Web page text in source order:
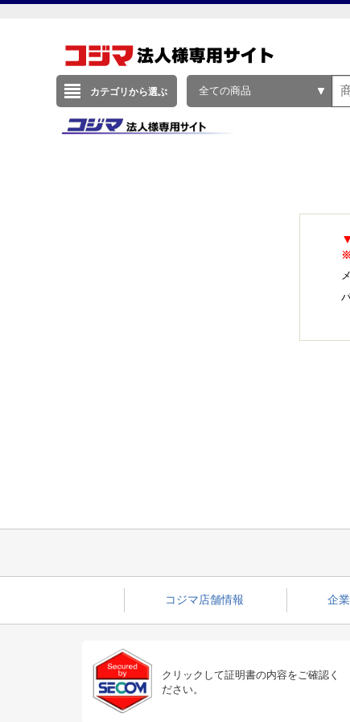
カテゴリから選ぶ 全ての商品
コジマ店舗情報 企
クリックして証明書の内容をご確認く
ださい。